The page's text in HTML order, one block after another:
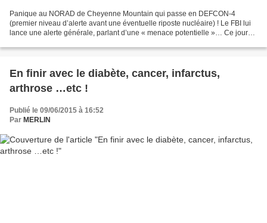
Panique au NORAD de Cheyenne Mountain qui passe en DEFCON-4
(premier niveau d’alerte avant une éventuelle riposte nucléaire) ! Le FBI lui
lance une alerte générale, parlant d’une « menace potentielle »… Ce jour
En finir avec le diabète, cancer, infarctus,
arthrose …etc !
Publié le 09/06/2015 à 16:52
Par MERLIN